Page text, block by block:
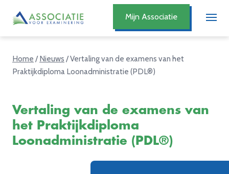
Mijn Associatie
Home /Nieuws /Vertaling van de examens van het
Praktijkdiploma Loonadministratie (PDL®)
Vertaling van de examens van
het Praktijkdiploma
Loonadministratie (PDL®)